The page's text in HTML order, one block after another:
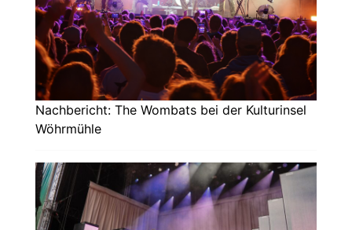
Nachbericht: The Wombats bei der Kulturinsel
Wöhrmühle